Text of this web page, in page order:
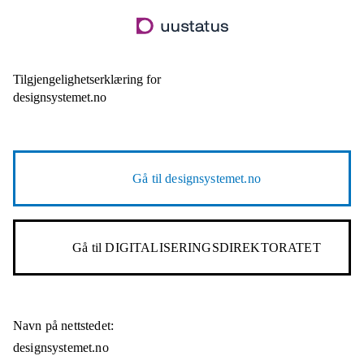
til
Tilgjengelighetserklæring for
designsystemet.no
Gå tildesignsystemet.no
Gå tilDIGITALISERINGSDIREKTORATET
Navn på nettstedet:
designsystemet.no